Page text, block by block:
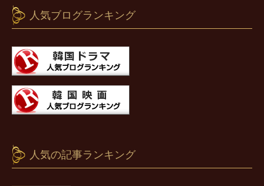
人気ブログランキング
人気の記事ランキング